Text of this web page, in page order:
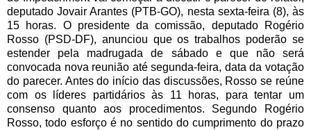
deputado Jovair Arantes (PTB-GO), nesta sexta-feira (8), às
15 horas. O presidente da comissão, deputado Rogério
Rosso (PSD-DF), anunciou que os trabalhos poderão se
estender pela madrugada de sábado e que não será
convocada nova reunião até segunda-feira, data da votação
do parecer. Antes do início das discussões, Rosso se reúne
com os líderes partidários às 11 horas, para tentar um
consenso quanto aos procedimentos. Segundo Rogério
Rosso, todo esforço é no sentido do cumprimento do prazo